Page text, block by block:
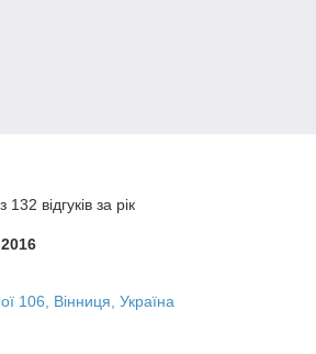
відгуків за рік
106, Вінниця, Україна